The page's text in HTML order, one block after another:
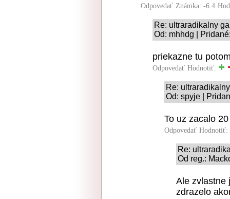
Odpovedať Známka: -6.4
Re: ultraradikalny
Od: mhhdg |
priekazne tu
Odpovedať Hodnotiť:
Re:
Od: spyje |
To uz zacalo
Odpovedať Hodnotiť:
Re:
Od reg.:
Ale zvlastne
zdrazelo